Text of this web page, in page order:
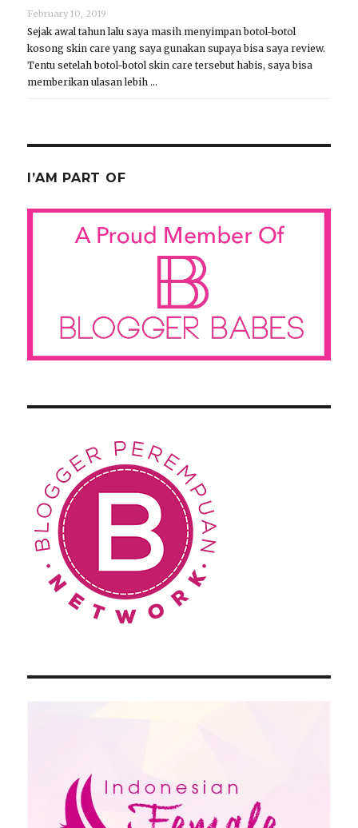
February 10, 2019
Sejak awal tahun lalu saya masih menyimpan botol-botol
kosong skin care yang saya gunakan supaya bisa saya review.
Tentu setelah botol-botol skin care tersebut habis, saya bisa
memberikan ulasan lebih …
I’AM PART OF